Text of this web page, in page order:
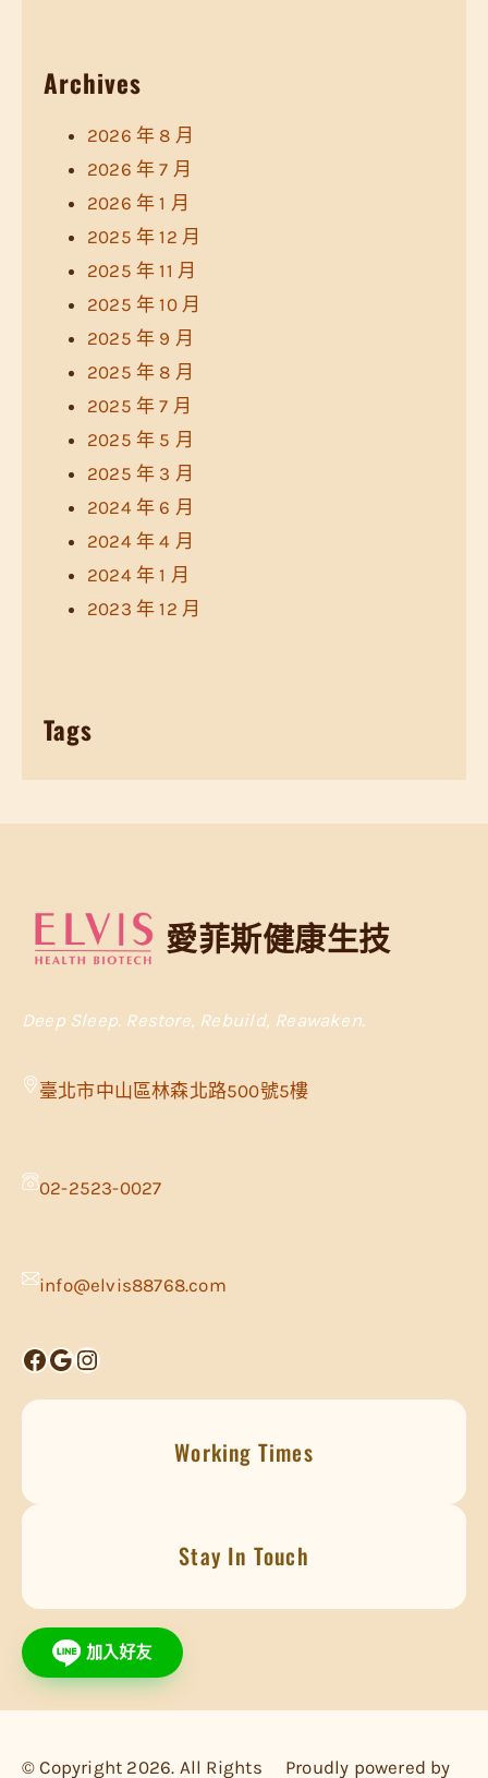
Archives
2026 年 8 月
2026 年 7 月
2026 年 1 月
2025 年 12 月
2025 年 11 月
2025 年 10 月
2025 年 9 月
2025 年 8 月
2025 年 7 月
2025 年 5 月
2025 年 3 月
2024 年 6 月
2024 年 4 月
2024 年 1 月
2023 年 12 月
Tags
愛菲斯健康生技
Deep Sleep. Restore, Rebuild, Reawaken.
臺北市中山區林森北路500號5樓
02-2523-0027
info@elvis88768.com
Facebook Google Instagram
Working Times
Stay In Touch
© Copyright 2026. All Rights Proudly powered by